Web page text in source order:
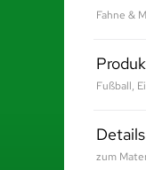
Fahne &
Fußball,
zum